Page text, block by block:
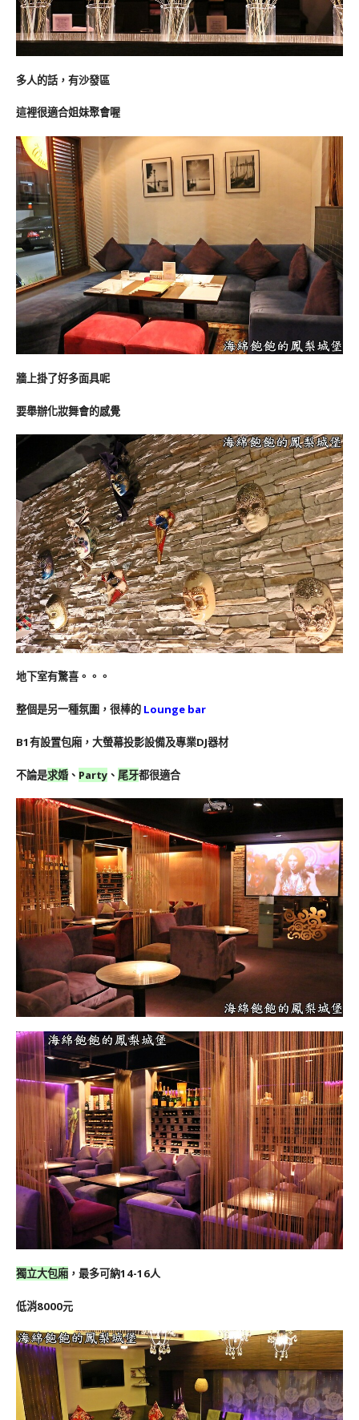
多人的話，有沙發區
這裡很適合姐妹聚會喔
牆上掛了好多面具呢
要舉辦化妝舞會的感覺
地下室有驚喜。。。
整個是另一種氛圍，很棒的 Lounge bar
B1有設置包廂，大螢幕投影設備及專業DJ器材
不論是求婚 、 Party 、 尾牙都很適合
獨立大包廂 ，最多可納14-16人
低消8000元